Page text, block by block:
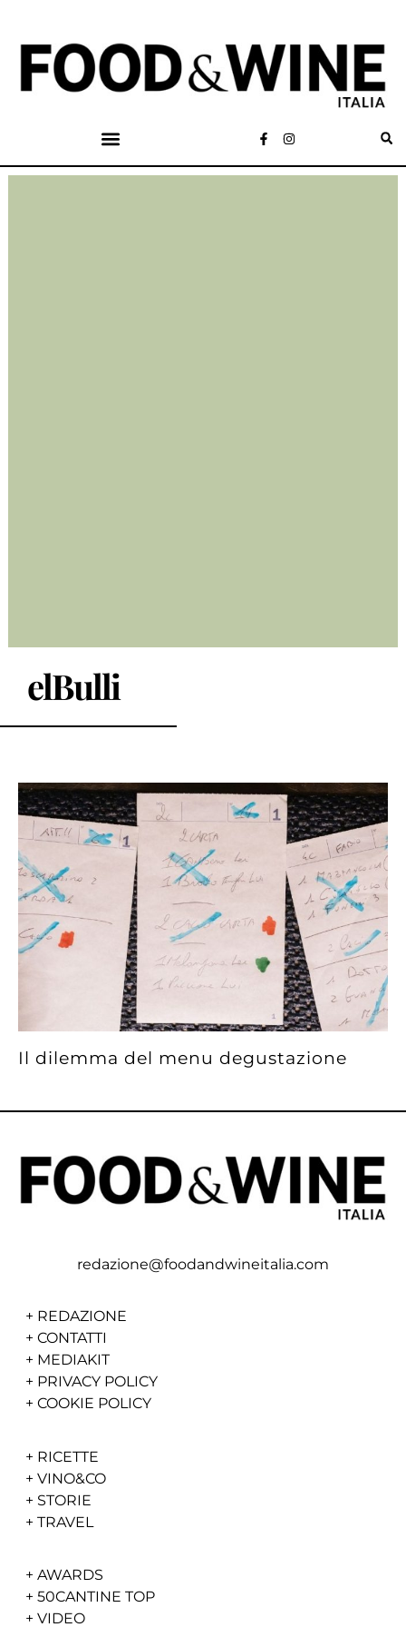
elBulli
Il dilemma del menu degustazione
redazione@foodandwineitalia.com
+ REDAZIONE
+ CONTATTI
+ MEDIAKIT
+ PRIVACY POLICY
+ COOKIE POLICY
+ RICETTE
+ VINO&CO
+ STORIE
+ TRAVEL
+ AWARDS
+ 50CANTINE TOP
+ VIDEO